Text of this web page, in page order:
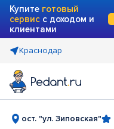
Купите готовый
сервис с доходом и
клиентами
Краснодар
ост. "ул. Зиповская"